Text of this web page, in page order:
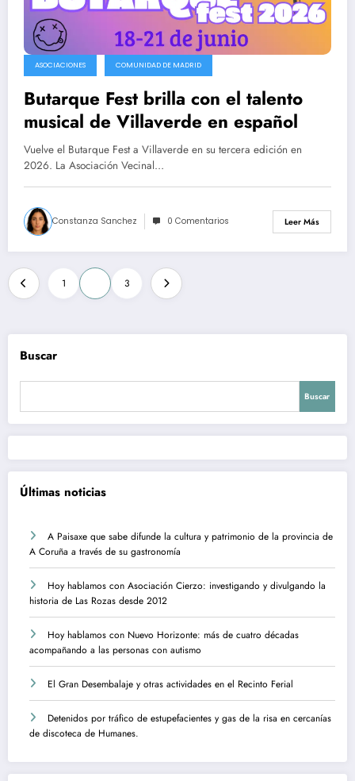
ASOCIACIONES COMUNIDAD DE MADRID
Butarque Fest brilla con el talento
musical de Villaverde en español
Vuelve el Butarque Fest a Villaverde en su tercera edición en
2026. La Asociación Vecinal…
Constanza Sanchez 0 Comentarios Leer Más
Paginación
de
entradas
1 3
Buscar
Buscar
Últimas noticias
A Paisaxe que sabe difunde la cultura y patrimonio de la provincia de
A Coruña a través de su gastronomía
Hoy hablamos con Asociación Cierzo: investigando y divulgando la
historia de Las Rozas desde 2012
Hoy hablamos con Nuevo Horizonte: más de cuatro décadas
acompañando a las personas con autismo
El Gran Desembalaje y otras actividades en el Recinto Ferial
Detenidos por tráfico de estupefacientes y gas de la risa en cercanías
de discoteca de Humanes.